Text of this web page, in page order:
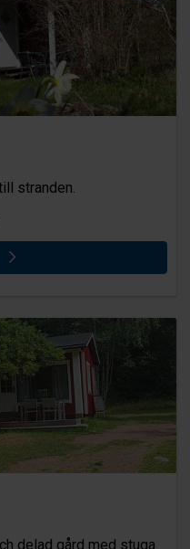
stranden.
delad gård med stuga